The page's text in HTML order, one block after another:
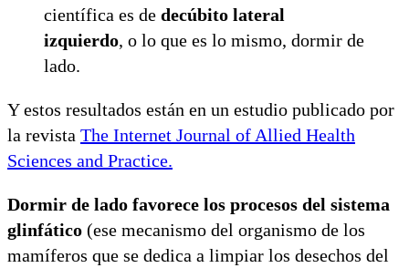
científica es de decúbito lateral
izquierdo, o lo que es lo mismo, dormir de
lado.
Y estos resultados están en un estudio publicado por
la revista The Internet Journal of Allied Health
Sciences and Practice.
Dormir de lado favorece los procesos del sistema
glinfático (ese mecanismo del organismo de los
mamíferos que se dedica a limpiar los desechos del